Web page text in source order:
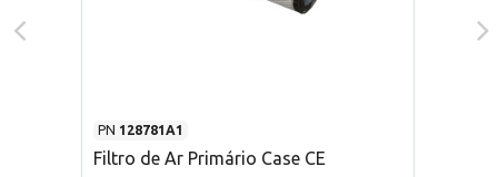
PN 128781A1
Filtro de Ar Primário Case CE